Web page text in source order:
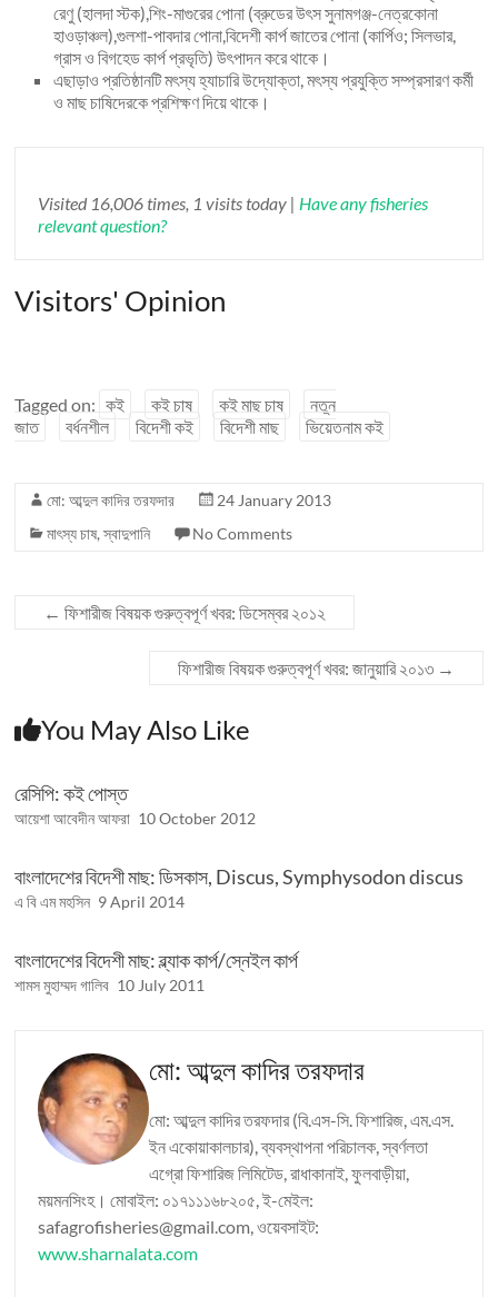
রেণু (হালদা স্টক),শিং-মাগুরের পোনা (ব্রুডের উৎস সুনামগঞ্জ-নেত্রকোনা
হাওড়াঞ্চল),গুলশা-পাবদার পোনা,বিদেশী কার্প জাতের পোনা (কার্পিও; সিলভার,
গ্রাস ও বিগহেড কার্প প্রভৃতি) উৎপাদন করে থাকে।
এছাড়াও প্রতিষ্ঠানটি মৎস্য হ্যাচারি উদ্যোক্তা, মৎস্য প্রযুক্তি সম্প্রসারণ কর্মী
ও মাছ চাষিদেরকে প্রশিক্ষণ দিয়ে থাকে।
Visited 16,006 times, 1 visits today | Have any fisheries
relevant question?
Visitors' Opinion
Tagged on: কই কই চাষ কই মাছ চাষ
নতুন
জাত
বর্ধনশীল বিদেশী কই বিদেশী মাছ ভিয়েতনাম কই
মো: আব্দুল কাদির তরফদার
24 January 2013
মাৎস্য চাষ,স্বাদুপানি No Comments
← ফিশারীজ বিষয়ক গুরুত্বপূর্ণ খবর: ডিসেম্বর ২০১২
ফিশারীজ বিষয়ক গুরুত্বপূর্ণ খবর: জানুয়ারি ২০১৩ →
You May Also Like
রেসিপি: কই পোস্ত
আয়েশা আবেদীন আফরা 10 October 2012
বাংলাদেশের বিদেশী মাছ: ডিসকাস, Discus, Symphysodon discus
এ বি এম মহসিন 9 April 2014
বাংলাদেশের বিদেশী মাছ: ব্ল্যাক কার্প/স্নেইল কার্প
শামস মুহাম্মদ গালিব 10 July 2011
মো: আব্দুল কাদির তরফদার
মো: আব্দুল কাদির তরফদার (বি.এস-সি. ফিশারিজ, এম.এস.
ইন একোয়াকালচার), ব্যবস্থাপনা পরিচালক, স্বর্ণলতা
এগ্রো ফিশারিজ লিমিটেড, রাধাকানাই, ফুলবাড়ীয়া,
ময়মনসিংহ। মোবাইল: ০১৭১১১৬৮২০৫, ই-মেইল:
safagrofisheries@gmail.com, ওয়েবসাইট:
www.sharnalata.com